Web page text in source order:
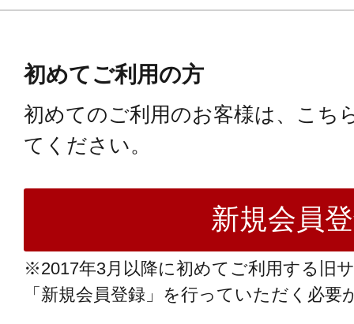
初めてご利用の方
初めてのご利用のお客様は、こち
てください。
※2017年3月以降に初めてご利用する旧
「新規会員登録」を行っていただく必要